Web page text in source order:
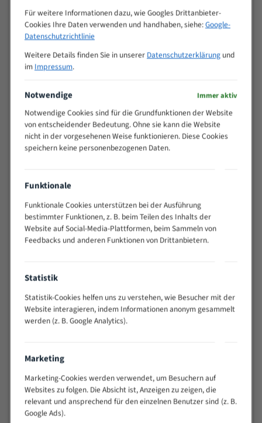
Zoll (ZpZ))
>
25
10/14
15 - 40
8/12
25 - 50
50 - 120
80 - 180
3/4
130 -
350
2/3
150 -
600
> 500
0,75/1,25
Vorteile:
Vielseitiges Bandsägeblatt für verschiedenste
Widerstandsfähig gegen Zahnbruch auch bei
wechselnde Verbindungslängen)
Sehr geringe Vibration
Technische Beschreibung:
Positiver Spanwinkel
Bandkörper aus hochlegiertem Federstahl
Legierte HSS-beschichtete Zahnspitzen
Für weitere Informationen dazu, wie Googles Drittanbieter-
Cookies Ihre Daten verwenden und handhaben, siehe:Google-
Datenschutzrichtlinie
Weitere Details finden Sie in unserer Datenschutzerklärungund
im Impressum.
Notwendige Immer aktiv
Notwendige Cookies sind für die Grundfunktionen der Website
von entscheidender Bedeutung. Ohne sie kann die Website
nicht in der vorgesehenen Weise funktionieren. Diese Cookies
speichern keine personenbezogenen Daten.
Funktionale
Funktionale Cookies unterstützen bei der Ausführung
bestimmter Funktionen, z. B. beim Teilen des Inhalts der
Website auf Social-Media-Plattformen, beim Sammeln von
Feedbacks und anderen Funktionen von Drittanbietern.
Statistik
Statistik-Cookies helfen uns zu verstehen, wie Besucher mit der
Website interagieren, indem Informationen anonym gesammelt
werden (z. B. Google Analytics).
Marketing
Marketing-Cookies werden verwendet, um Besuchern auf
Websites zu folgen. Die Absicht ist, Anzeigen zu zeigen, die
relevant und ansprechend für den einzelnen Benutzer sind (z. B.
Google Ads).